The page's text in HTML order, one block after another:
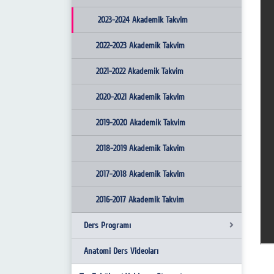
Birim Faaliyet Raporları
Üniversite Kalite Komisyonu Anasayfa
2022-2023 Ders İçerikleri
2021-2022 Ders İçerikleri
2020-2021 Ders İçerikleri
2019-2020 Ders İçerikleri
2018-2019 Ders İçerikleri
2017-2018 Ders İçerikleri
2016-2017 Ders İçerikleri
2015-2016 Ders İçerikleri
2014-2015 Ders İçerikleri
2013-2014 Ders İçerikleri
2023-2024 Akademik Takvim
2022-2023 Akademik Takvim
2021-2022 Akademik Takvim
2020-2021 Akademik Takvim
2019-2020 Akademik Takvim
2018-2019 Akademik Takvim
2017-2018 Akademik Takvim
2016-2017 Akademik Takvim
Ders Programı
EĞİTİM REHBERİ
Anatomi Ders Videoları